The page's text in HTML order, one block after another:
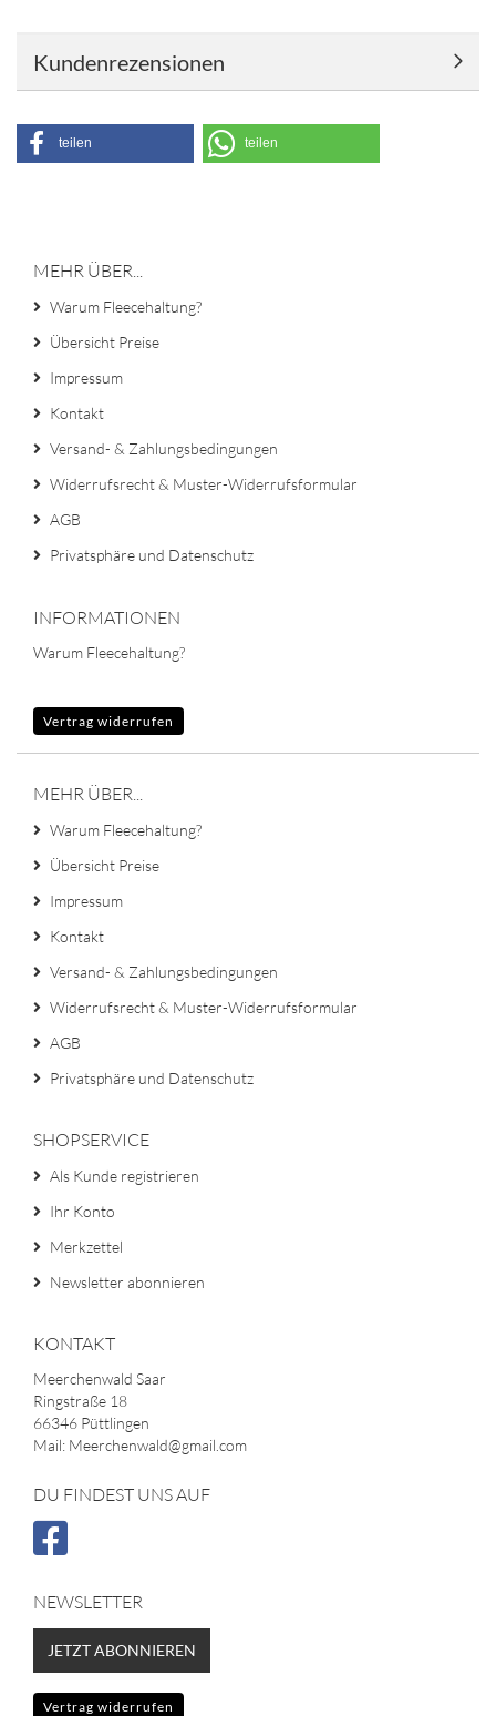
Kundenrezensionen
teilen teilen
MEHR ÜBER...
Warum Fleecehaltung?
Übersicht Preise
Impressum
Kontakt
Versand- & Zahlungsbedingungen
Widerrufsrecht & Muster-Widerrufsformular
AGB
Privatsphäre und Datenschutz
INFORMATIONEN
Warum Fleecehaltung?
Vertrag widerrufen
MEHR ÜBER...
Warum Fleecehaltung?
Übersicht Preise
Impressum
Kontakt
Versand- & Zahlungsbedingungen
Widerrufsrecht & Muster-Widerrufsformular
AGB
Privatsphäre und Datenschutz
SHOPSERVICE
Als Kunde registrieren
Ihr Konto
Merkzettel
Newsletter abonnieren
KONTAKT
Meerchenwald Saar
Ringstraße 18
66346 Püttlingen
Mail: Meerchenwald@gmail.com
DU FINDEST UNS AUF
NEWSLETTER
JETZT ABONNIEREN
Vertrag widerrufen